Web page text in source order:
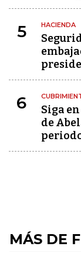
5 HACIENDA
6
Siga
de
MÁS DE